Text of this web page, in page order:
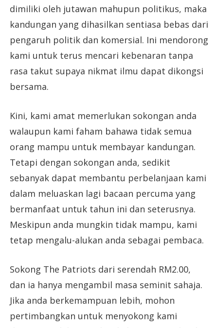
dimiliki oleh jutawan mahupun politikus, maka
kandungan yang dihasilkan sentiasa bebas dari
pengaruh politik dan komersial. Ini mendorong
kami untuk terus mencari kebenaran tanpa
rasa takut supaya nikmat ilmu dapat dikongsi
bersama.
Kini, kami amat memerlukan sokongan anda
walaupun kami faham bahawa tidak semua
orang mampu untuk membayar kandungan.
Tetapi dengan sokongan anda, sedikit
sebanyak dapat membantu perbelanjaan kami
dalam meluaskan lagi bacaan percuma yang
bermanfaat untuk tahun ini dan seterusnya.
Meskipun anda mungkin tidak mampu, kami
tetap mengalu-alukan anda sebagai pembaca.
Sokong The Patriots dari serendah RM2.00,
dan ia hanya mengambil masa seminit sahaja.
Jika anda berkemampuan lebih, mohon
pertimbangkan untuk menyokong kami